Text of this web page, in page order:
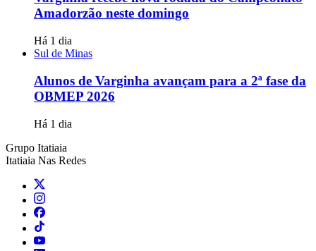
Amadorzão neste domingo
Há 1 dia
Sul de Minas
Alunos de Varginha avançam para a 2ª fase da
OBMEP 2026
Há 1 dia
Grupo Itatiaia
Itatiaia Nas Redes